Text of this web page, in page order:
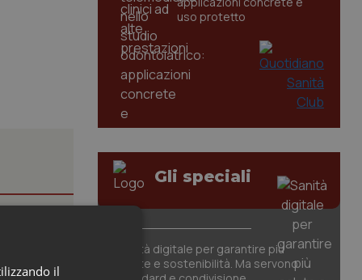
della
uso protetto
Gli speciali
Sanità digitale per garantire più
salute e sostenibilità. Ma servono
il